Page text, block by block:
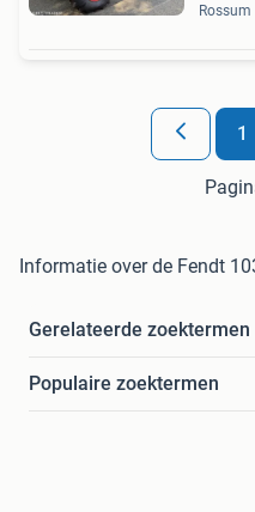
Rossum
1
Informatie over de Fendt
Gerelateerde zoektermen
Populaire zoektermen